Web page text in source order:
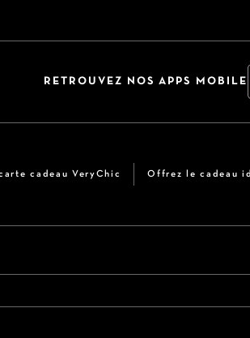
RETROUVEZ NOS APPS MOBILE
cadeau VeryChic Offrez le cadeau